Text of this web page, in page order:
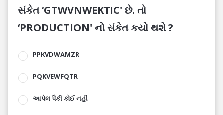
સંકેત ‘GTWVNWEKTIC' છે. તો
‘PRODUCTION' નો સંકેત કયો થશે ?
PPKVDWAMZR
PQKVEWFQTR
આપેલ પૈકી કોઈ નહીં